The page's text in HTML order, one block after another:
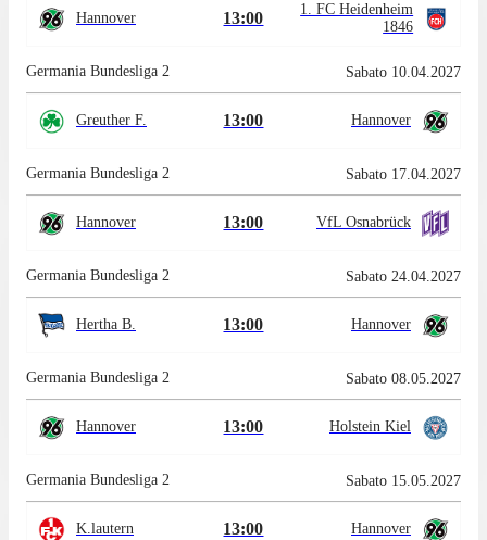
Hannover 13:00
1. FC Heidenheim
1846
Germania Bundesliga 2 Sabato 10.04.2027
Greuther F. 13:00 Hannover
Germania Bundesliga 2 Sabato 17.04.2027
Hannover 13:00 VfL Osnabrück
Germania Bundesliga 2 Sabato 24.04.2027
Hertha B. 13:00 Hannover
Germania Bundesliga 2 Sabato 08.05.2027
Hannover 13:00 Holstein Kiel
Germania Bundesliga 2 Sabato 15.05.2027
K.lautern 13:00 Hannover